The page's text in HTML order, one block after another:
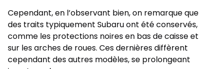
Cependant, en l’observant bien, on remarque que
des traits typiquement Subaru ont été conservés,
comme les protections noires en bas de caisse et
sur les arches de roues. Ces dernières diffèrent
cependant des autres modèles, se prolongeant